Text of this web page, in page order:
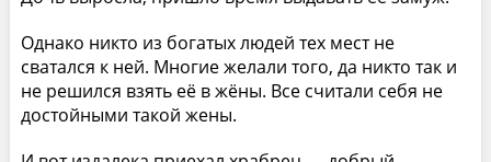
Однако никто из богатых людей тех мест не
сватался к ней. Многие желали того, да никто так и
не решился взять её в жёны. Все считали себя не
достойными такой жены.